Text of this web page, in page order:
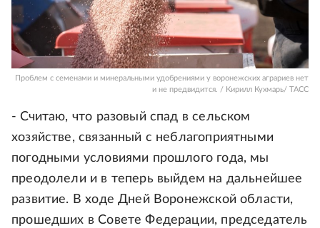
Проблем с семенами и минеральными удобрениями у воронежских аграриев нет
и не предвидится. / Кирилл Кухмарь/ ТАСС
- Считаю, что разовый спад в сельском
хозяйстве, связанный с неблагоприятными
погодными условиями прошлого года, мы
преодолели и в теперь выйдем на дальнейшее
развитие. В ходе Дней Воронежской области,
прошедших в Совете Федерации, председатель